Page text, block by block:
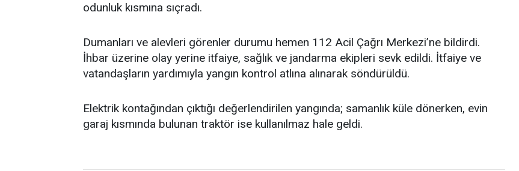
odunluk kısmına sıçradı.
Dumanları ve alevleri görenler durumu hemen 112 Acil Çağrı Merkezi’ne bildirdi.
İhbar üzerine olay yerine itfaiye, sağlık ve jandarma ekipleri sevk edildi. İtfaiye ve
vatandaşların yardımıyla yangın kontrol atlına alınarak söndürüldü.
Elektrik kontağından çıktığı değerlendirilen yangında; samanlık küle dönerken, evin
garaj kısmında bulunan traktör ise kullanılmaz hale geldi.